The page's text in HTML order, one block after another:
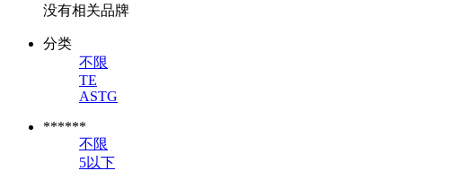
没有相关品牌
分类
不限
TE
ASTG
******
不限
5以下